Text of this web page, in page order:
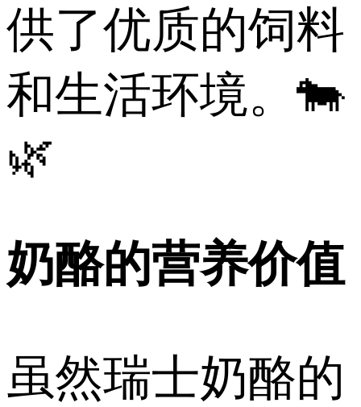
供了优质的饲料
和生活环境。🐄
🌿
奶酪的营养价值
虽然瑞士奶酪的